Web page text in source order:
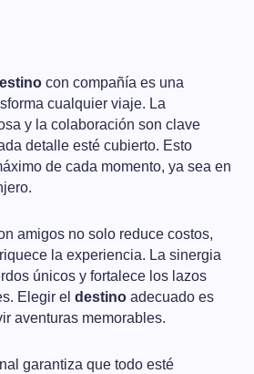
con compañía es una
cualquier viaje. La
y la colaboración son clave
detalle esté cubierto. Esto
de cada momento, ya sea en
amigos no solo reduce costos,
la experiencia. La sinergia
únicos y fortalece los lazos
Elegir el destino adecuado es
aventuras memorables.
garantiza que todo esté